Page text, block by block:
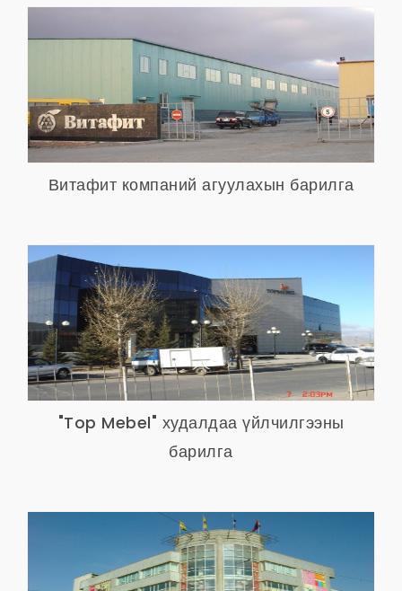
Витафит компаний агуулахын барилга
"Top Mebel" худалдаа үйлчилгээны
барилга